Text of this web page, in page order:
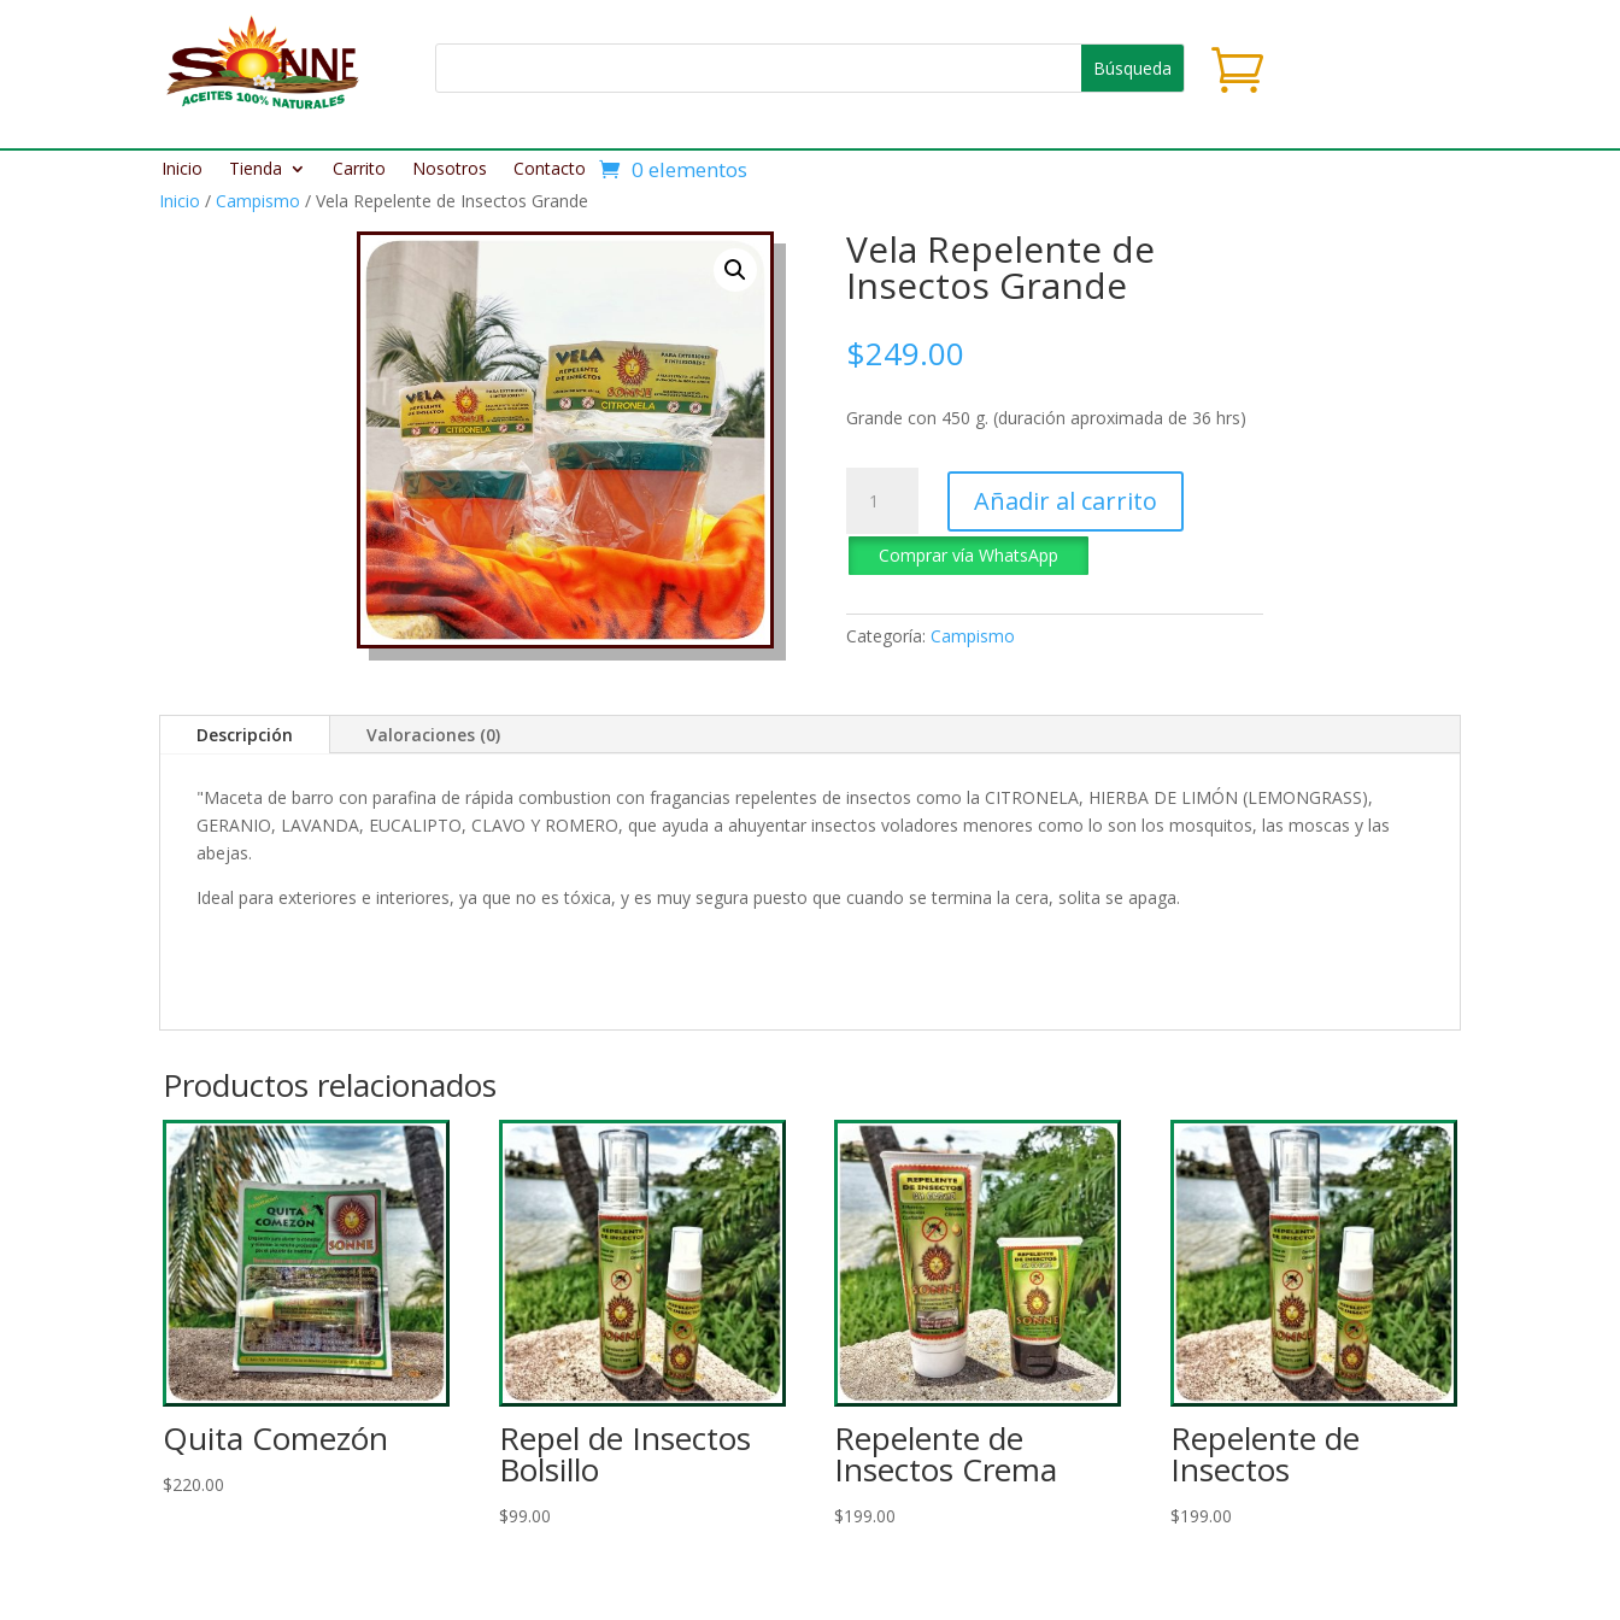

Inicio Tienda Carrito Nosotros Contacto 0 elementos
Inicio / Campismo / Vela Repelente de Insectos Grande
Vela Repelente de
Insectos Grande
$249.00
Grande con 450 g. (duración aproximada de 36 hrs)
Repelente
de
Insectos
cantidad
Añadir al carrito
Comprar vía WhatsApp
Categoría:Campismo
Descripción Valoraciones (0)
"Maceta de barro con parafina de rápida combustion con fragancias repelentes de insectos como la CITRONELA, HIERBA DE LIMÓN (LEMONGRASS),
GERANIO, LAVANDA, EUCALIPTO, CLAVO Y ROMERO, que ayuda a ahuyentar insectos voladores menores como lo son los mosquitos, las moscas y las
abejas.
Ideal para exteriores e interiores, ya que no es tóxica, y es muy segura puesto que cuando se termina la cera, solita se apaga.
Productos relacionados
Quita Comezón
$220.00
Repel de Insectos
Bolsillo
$99.00
Repelente de
Insectos Crema
$199.00
Repelente de
Insectos
$199.00